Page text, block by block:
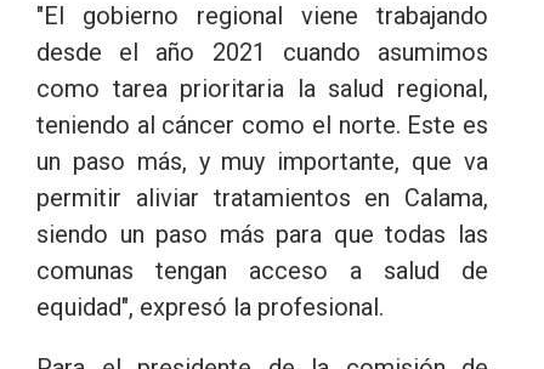
"El gobierno regional viene trabajando
desde el año 2021 cuando asumimos
como tarea prioritaria la salud regional,
teniendo al cáncer como el norte. Este es
un paso más, y muy importante, que va
permitir aliviar tratamientos en Calama,
siendo un paso más para que todas las
comunas tengan acceso a salud de
equidad", expresó la profesional.